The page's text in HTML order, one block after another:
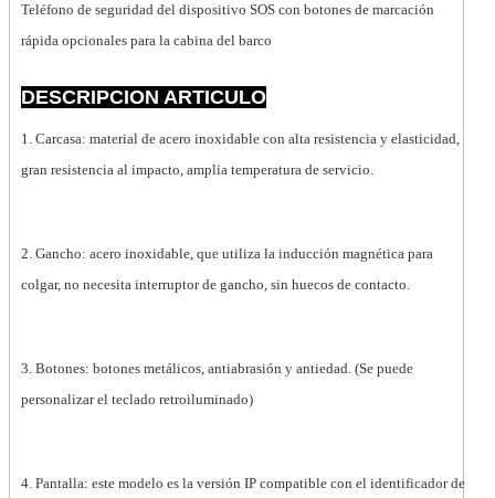
Teléfono de seguridad del dispositivo SOS con botones de marcación
rápida opcionales para la cabina del barco
DESCRIPCION ARTICULO
1. Carcasa: material de acero inoxidable con alta resistencia y elasticidad,
gran resistencia al impacto, amplia temperatura de servicio.
2. Gancho: acero inoxidable, que utiliza la inducción magnética para
colgar, no necesita interruptor de gancho, sin huecos de contacto.
3. Botones: botones metálicos, antiabrasión y antiedad. (Se puede
personalizar el teclado retroiluminado)
4. Pantalla: este modelo es la versión IP compatible con el identificador de